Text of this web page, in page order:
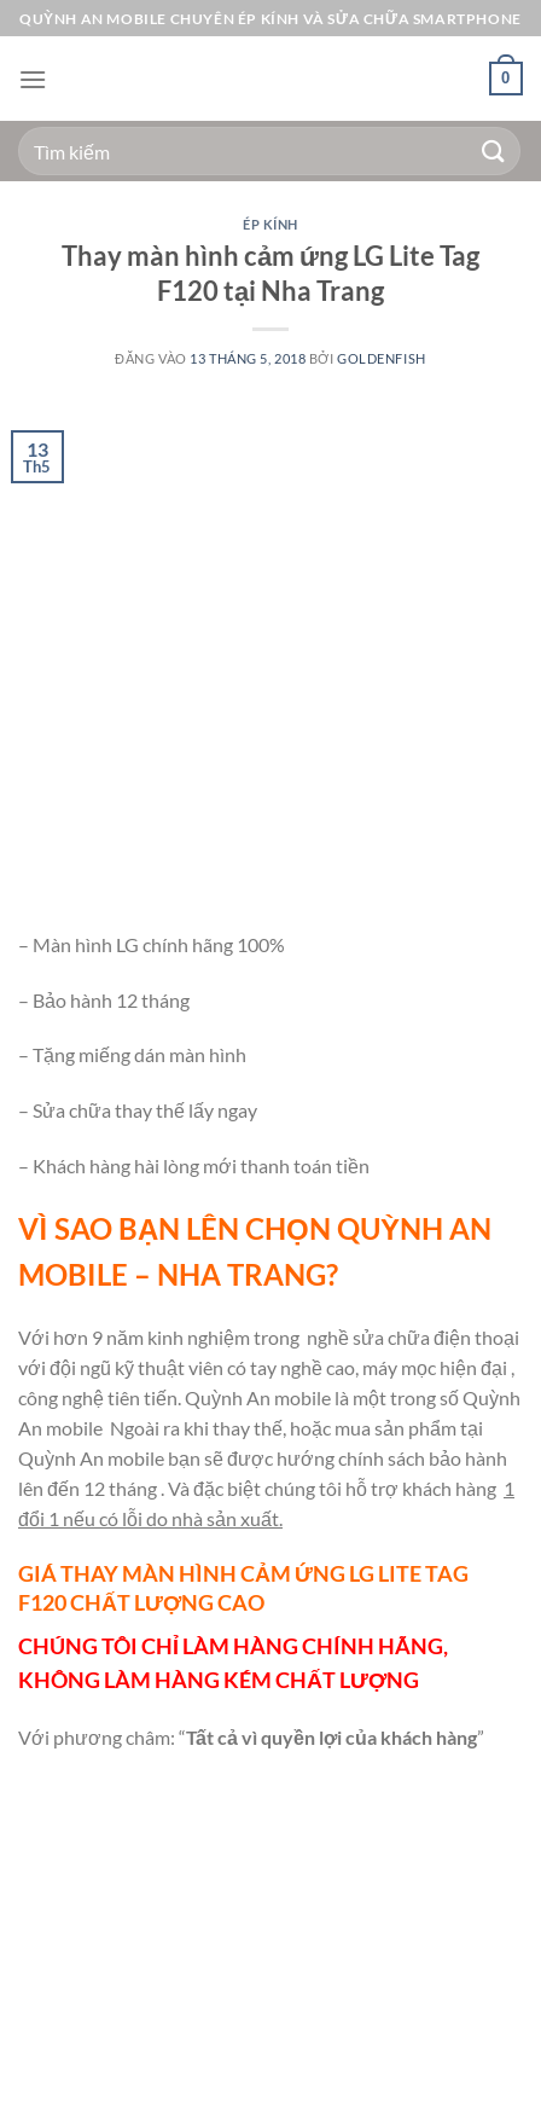
Bỏ
qua
nội
QUỲNH AN MOBILE CHUYÊN ÉP KÍNH VÀ SỬA CHỮA SMARTPHONE
0
Tìm
kiếm:
ÉP KÍNH
Thay màn hình cảm ứng LG Lite Tag
F120 tại Nha Trang
ĐĂNG VÀO 13 THÁNG 5, 2018 BỞIGOLDENFISH
13
Th5
– Màn hình LG chính hãng 100%
– Bảo hành 12 tháng
– Tặng miếng dán màn hình
– Sửa chữa thay thế lấy ngay
– Khách hàng hài lòng mới thanh toán tiền
VÌ SAO BẠN LÊN CHỌN QUỲNH AN
MOBILE – NHA TRANG?
Với hơn 9 năm kinh nghiệm trong nghề sửa chữa điện thoại
với đội ngũ kỹ thuật viên có tay nghề cao, máy mọc hiện đại ,
công nghệ tiên tiến. Quỳnh An mobile là một trong sốQuỳnh
An mobile Ngoài ra khi thay thế, hoặc mua sản phẩm tại
Quỳnh An mobile bạn sẽ được hướng chính sách bảo hành
lên đến 12 tháng . Và đặc biệt chúng tôi hỗ trợ khách hàng 1
đổi 1 nếu có lỗi do nhà sản xuất.
GIÁ THAY MÀN HÌNH CẢM ỨNG LG LITE TAG
F120 CHẤT LƯỢNG CAO
CHÚNG TÔI CHỈ LÀM HÀNG CHÍNH HÃNG,
KHÔNG LÀM HÀNG KÉM CHẤT LƯỢNG
Với phương châm: “Tất cả vì quyền lợi của khách hàng”